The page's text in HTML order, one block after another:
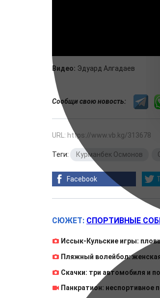
Видео: Эдуард Алгадаев
Сообщи свою новость:
URL: https://www.vb.kg/313678
Теги: Курманбек Осмонов
Facebook
СЮЖЕТ: СПОРТИВНЫЕ
Иссык-Кульские игры:
Пляжный волейбол:
Скачки: три автомобиля и
Панкратион: неспортивное